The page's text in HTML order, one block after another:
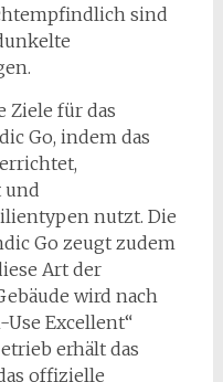
sind
Ziele für das
Go, indem das
und
nutzt. Die
Go zeugt zudem
Art der
wird nach
Use Excellent“
erhält das
offizielle